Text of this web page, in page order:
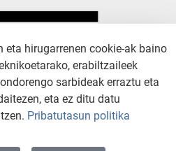
eta hirugarrenen cookie-ak baino
erabiltzaileek
sarbideak erraztu eta
eta ez ditu datu
Pribatutasun politika